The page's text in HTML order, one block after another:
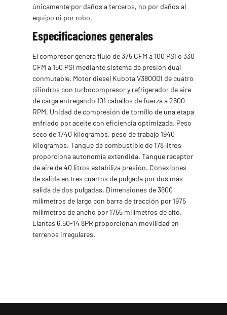
únicamente por daños a terceros, no por daños al
equipo ni por robo.
Especificaciones generales
El compresor genera flujo de 375 CFM a 100 PSI o 330
CFM a 150 PSI mediante sistema de presión dual
conmutable. Motor diesel Kubota V3800DI de cuatro
cilindros con turbocompresor y refrigerador de aire
de carga entregando 101 caballos de fuerza a 2600
RPM. Unidad de compresión de tornillo de una etapa
enfriado por aceite con eficiencia optimizada. Peso
seco de 1740 kilogramos, peso de trabajo 1940
kilogramos. Tanque de combustible de 178 litros
proporciona autonomía extendida. Tanque receptor
de aire de 40 litros estabiliza presión. Conexiones
de salida en tres cuartos de pulgada por dos más
salida de dos pulgadas. Dimensiones de 3600
milímetros de largo con barra de tracción por 1975
milímetros de ancho por 1755 milímetros de alto.
Llantas 6.50-14 8PR proporcionan movilidad en
terrenos irregulares.